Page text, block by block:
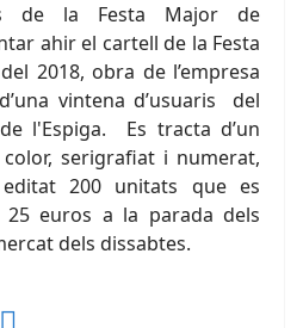
de la Festa Major de
ahir el cartell de la Festa
2018, obra de l’empresa
vintena d’usuaris del
l'Espiga. Es tracta d’un
serigrafiat i numerat,
200 unitats que es
euros a la parada dels
dels dissabtes.